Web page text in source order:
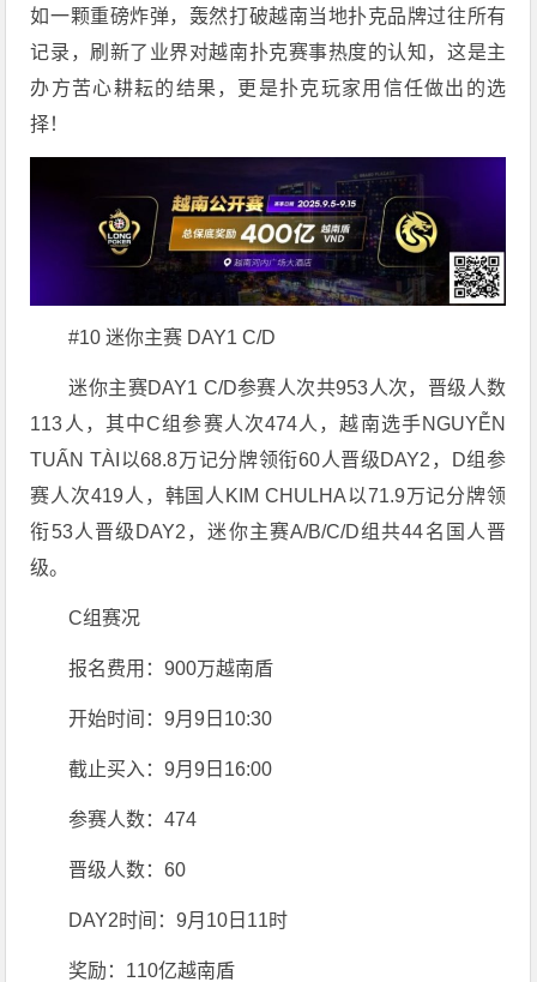
如一颗重磅炸弹，轰然打破越南当地扑克品牌过往所有
记录，刷新了业界对越南扑克赛事热度的认知，这是主
办方苦心耕耘的结果，更是扑克玩家用信任做出的选
择！
#10 迷你主赛 DAY1 C/D
迷你主赛DAY1 C/D参赛人次共953人次，晋级人数
113人，其中C组参赛人次474人，越南选手NGUYỄN
TUẤN TÀI以68.8万记分牌领衔60人晋级DAY2，D组参
赛人次419人，韩国人KIM CHULHA以71.9万记分牌领
衔53人晋级DAY2，迷你主赛A/B/C/D组共44名国人晋
级。
C组赛况
报名费用：900万越南盾
开始时间：9月9日10:30
截止买入：9月9日16:00
参赛人数：474
晋级人数：60
DAY2时间：9月10日11时
奖励：110亿越南盾